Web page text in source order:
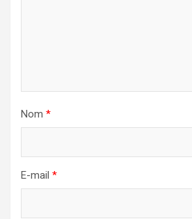
Nom *
E-mail *